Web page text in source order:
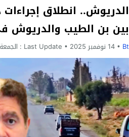
بين بن الطيب والدريوش
Bt 14 نوفمبر 2025 Last Update : الجمعة, 14 نوفمبر, 2025 -